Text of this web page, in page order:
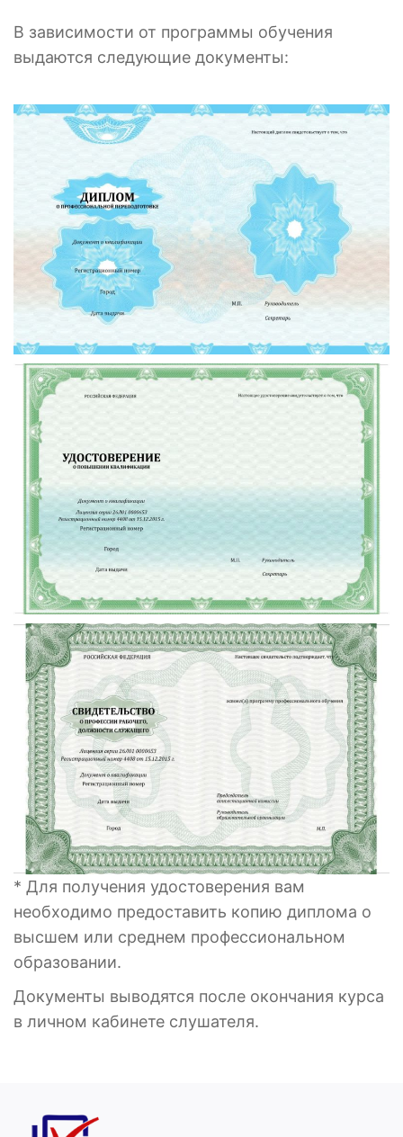
В зависимости от программы обучения
выдаются следующие документы:
* Для получения удостоверения вам
необходимо предоставить копию диплома о
высшем или среднем профессиональном
образовании.
Документы выводятся после окончания курса
в личном кабинете слушателя.